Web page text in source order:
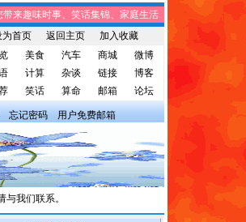
味时事、笑话集锦、家庭生活、休闲娱乐、知识点
为首页 返回主页
加入收藏
美食 汽车 商城
微博
计算 杂谈 链接
博客
笑话 算命 邮箱 论坛
忘记密码 用户免费邮箱
们联系。